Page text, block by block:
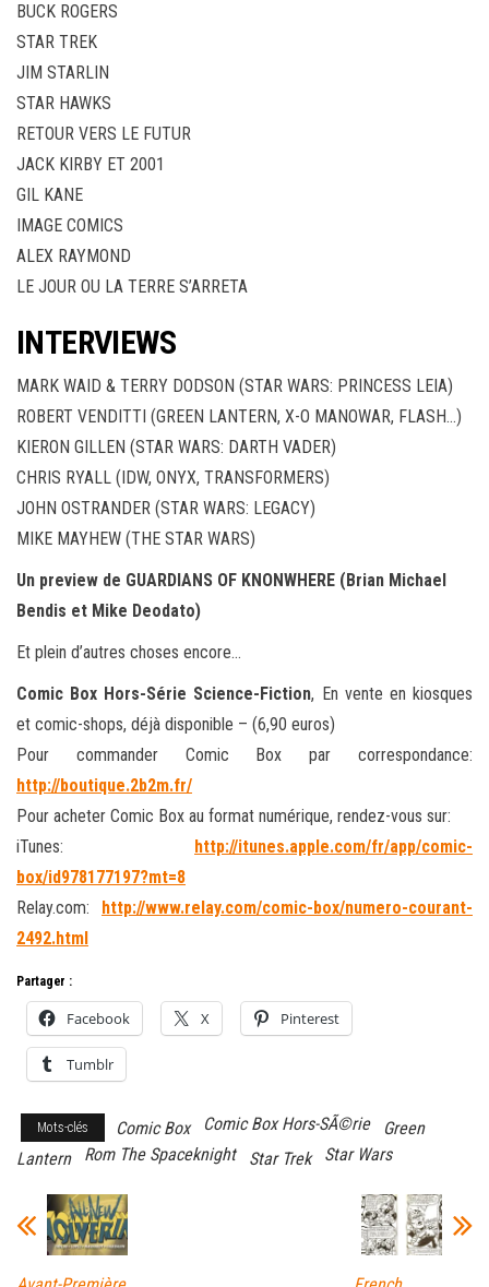
BUCK ROGERS
STAR TREK
JIM STARLIN
STAR HAWKS
RETOUR VERS LE FUTUR
JACK KIRBY ET 2001
GIL KANE
IMAGE COMICS
ALEX RAYMOND
LE JOUR OU LA TERRE S’ARRETA
INTERVIEWS
MARK WAID & TERRY DODSON (STAR WARS: PRINCESS LEIA)
ROBERT VENDITTI (GREEN LANTERN, X-O MANOWAR, FLASH…)
KIERON GILLEN (STAR WARS: DARTH VADER)
CHRIS RYALL (IDW, ONYX, TRANSFORMERS)
JOHN OSTRANDER (STAR WARS: LEGACY)
MIKE MAYHEW (THE STAR WARS)
Un preview de GUARDIANS OF KNONWHERE (Brian Michael
Bendis et Mike Deodato)
Et plein d’autres choses encore…
Comic Box Hors-Série Science-Fiction, En vente en kiosques
et comic-shops, déjà disponible – (6,90 euros)
Pour commander Comic Box par correspondance:
http://boutique.2b2m.fr/
Pour acheter Comic Box au format numérique, rendez-vous sur:
iTunes:
http://itunes.apple.com/fr/app/comic-
box/id978177197?mt=8
Relay.com:
http://www.relay.com/comic-box/numero-courant-
2492.html
Partager :
Facebook X Pinterest
Tumblr
Mots-clés Comic Box Comic Box Hors-SÃ©rie
Green
Lantern
Rom The Spaceknight Star Trek Star Wars